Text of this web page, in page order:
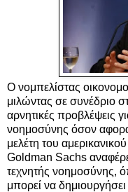
Ο νομπελίστας
μιλώντας σε συνέδριο
αρνητικές προβλέψεις
νοημοσύνης όσον
μελέτη του
Goldman Sachs
τεχνητής νοημοσύνης,
μπορεί να